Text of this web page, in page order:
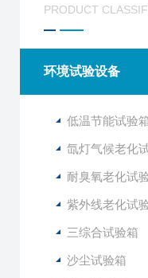
PRODUCT
环境试验设备
低温节能试验
氙灯气候老化
耐臭氧老化试
紫外线老化试
三综合试验箱
沙尘试验箱